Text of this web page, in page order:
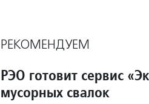
РЕКОМЕНДУЕМ
РЭО готовит сервис
мусорных свалок